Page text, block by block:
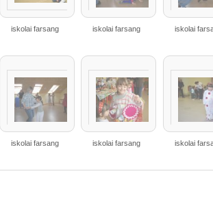
iskolai farsang iskolai farsang iskolai
iskolai farsang iskolai farsang iskolai